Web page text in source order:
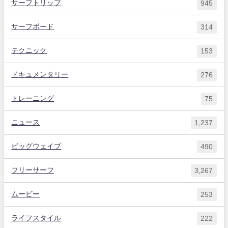
サーフトリップ 945
サーフボード 314
テクニック 153
ドキュメンタリー 276
トレーニング 75
ニュース 1,237
ビッグウェイブ 490
フリーサーフ 3,267
ムービー 253
ライフスタイル 222